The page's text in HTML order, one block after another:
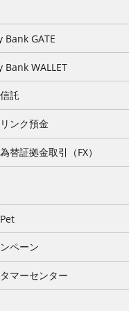
Bank GATE
Bank WALLET
託
ンク預金
替証拠金取引（FX）
ペーン
マーセンター